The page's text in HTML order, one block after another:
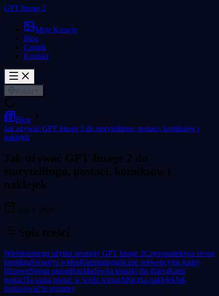
GPT Image 2
Moje Kreacje
Blog
Cennik
Kontakt
Blog
Jak używać GPT Image 2 do storytellingu, postaci, komiksów i
naklejek
Jak używać GPT Image 2 do
storytellingu, postaci, komiksów i
naklejek
maj 3, 2026
Spis treści
Wielokrotnego użytku prompty GPT Image 2Czteropanelowa strona
komiksuScenorys wideoKinematograficzne sekwencyjne kadry
filmoweStrona mangiRozkładówka książki dla dzieciKarta
postaciTa sama postać w wielu scenachPaczka naklejekJak
dostosować te prompty